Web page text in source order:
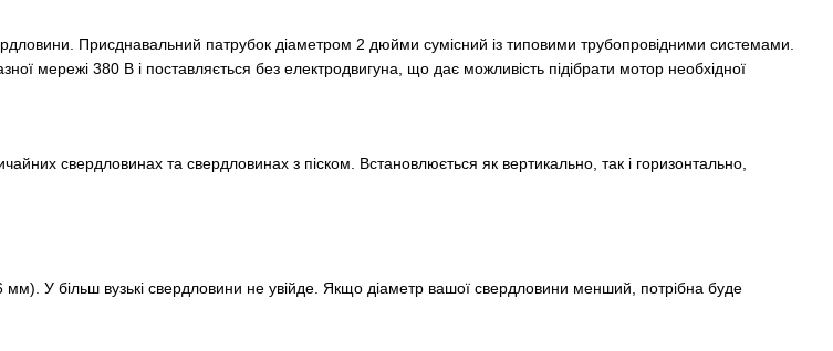
Присднавальний патрубок діаметром 2 дюйми сумісний із типовими трубопровідними системами.
мережі 380 В і поставляється без електродвигуна, що дає можливість підібрати мотор необхідної
свердловинах та свердловинах з піском. Встановлюється як вертикально, так і горизонтально,
У більш вузькі свердловини не увійде. Якщо діаметр вашої свердловини менший, потрібна буде